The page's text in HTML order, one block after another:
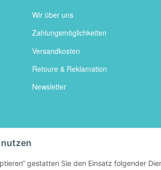
Wir über uns
Zahlungsmöglichkeiten
Versandkosten
Retoure & Reklamation
Newsletter
gestatten Sie den Einsatz folgender